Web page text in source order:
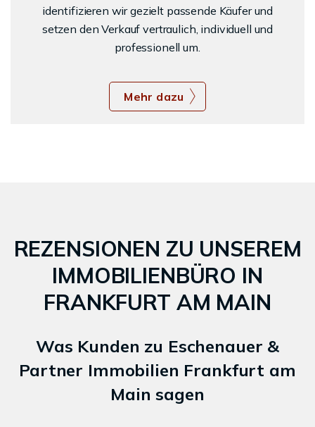
identifizieren wir gezielt passende Käufer und
setzen den Verkauf vertraulich, individuell und
professionell um.
Mehr dazu
REZENSIONEN ZU UNSEREM
IMMOBILIENBÜRO IN
FRANKFURT AM MAIN
Was Kunden zu Eschenauer &
Partner Immobilien Frankfurt am
Main sagen